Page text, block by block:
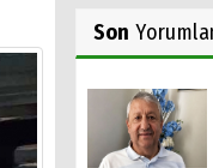
Son